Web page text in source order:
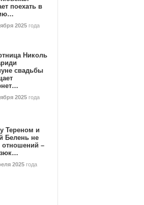
поехать в
2025 года
Николь
свадьбы
2025 года
Тереном и
Белень не
–
2025 года